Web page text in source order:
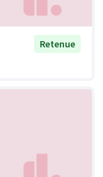
Retenue